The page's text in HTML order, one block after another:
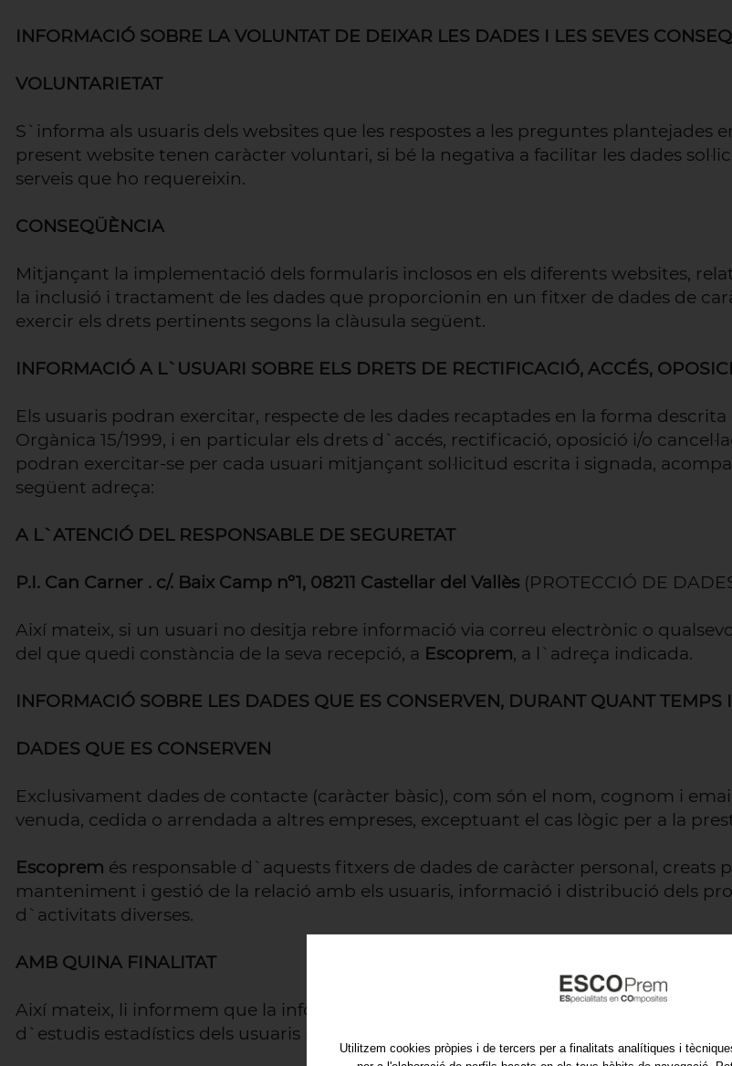
INFORMACIÓ SOBRE LA VOLUNTAT DE DEIXAR LES DADES I LES SEVES
VOLUNTARIETAT
S`informa als usuaris dels websites que les respostes a les preguntes plantejades
present website tenen caràcter voluntari, si bé la negativa a facilitar les dades
serveis que ho requereixin.
CONSEQÜÈNCIA
Mitjançant la implementació dels formularis inclosos en els diferents websites,
la inclusió i tractament de les dades que proporcionin en un fitxer de dades de
exercir els drets pertinents segons la clàusula següent.
INFORMACIÓ A L`USUARI SOBRE ELS DRETS DE RECTIFICACIÓ, ACCÉS,
Els usuaris podran exercitar, respecte de les dades recaptades en la forma
Orgànica 15/1999, i en particular els drets d`accés, rectificació, oposició i/o
podran exercitar-se per cada usuari mitjançant sol·licitud escrita i signada,
següent adreça:
A L`ATENCIÓ DEL RESPONSABLE DE SEGURETAT
P.I. Can Carner . c/. Baix Camp nº1, 08211 Castellar del Vallès (PROTECCIÓ DE
Així mateix, si un usuari no desitja rebre informació via correu electrònic o
del que quedi constància de la seva recepció, a Escoprem, a l`adreça indicada.
INFORMACIÓ SOBRE LES DADES QUE ES CONSERVEN, DURANT QUANT TEMPS
DADES QUE ES CONSERVEN
Exclusivament dades de contacte (caràcter bàsic), com són el nom, cognom i
venuda, cedida o arrendada a altres empreses, exceptuant el cas lògic per a la
Escoprem és responsable d`aquests fitxers de dades de caràcter personal, creats
manteniment i gestió de la relació amb els usuaris, informació i distribució dels
d`activitats diverses.
AMB QUINA FINALITAT
Així mateix, li informem que la informació de les bases de dades podrà ser usada
d`estudis estadístics dels usuaris registrats.
Utilitzem cookies pròpies i de tercers per a finalitats analítiques i